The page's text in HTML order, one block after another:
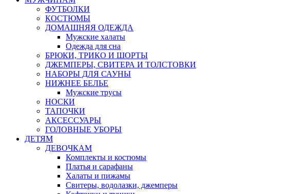
ФУТБОЛКИ
КОСТЮМЫ
ДОМАШНЯЯ ОДЕЖДА
Мужские халаты
Одежда для сна
БРЮКИ, ТРИКО И ШОРТЫ
ДЖЕМПЕРЫ, СВИТЕРА И ТОЛСТОВКИ
НАБОРЫ ДЛЯ САУНЫ
НИЖНЕЕ БЕЛЬЕ
Мужские трусы
НОСКИ
ТАПОЧКИ
АКСЕССУАРЫ
ГОЛОВНЫЕ УБОРЫ
ДЕТЯМ
ДЕВОЧКАМ
Комплекты и костюмы
Платья и сарафаны
Халаты и пижамы
Свитеры, водолазки, джемперы